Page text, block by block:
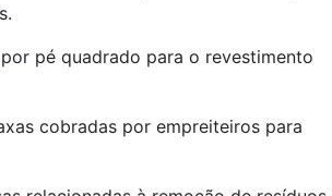
pé quadrado para o revestimento
cobradas por empreiteiros para